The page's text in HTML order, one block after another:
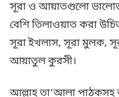
সূরা ও আয়াতগুলো
বেশি তিলাওয়াত করা
সূরা ইখলাস, সূরা মুলক,
আয়াতুল কুরসী।
আল্লাহ তা‘আলা